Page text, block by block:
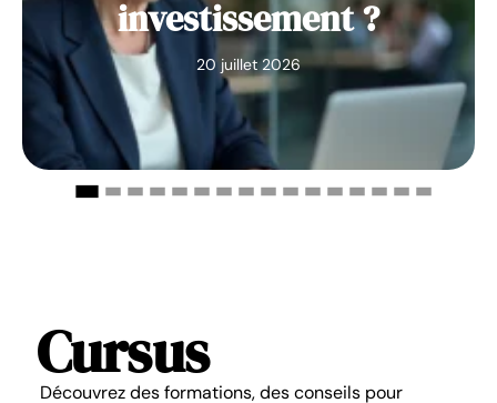
investissement ?
20 juillet 2026
Cursus
Découvrez des formations, des conseils pour